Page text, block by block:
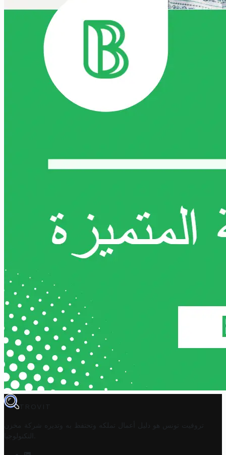
TROVIT
تروفيت تونس هو دليل أعمال تملكه وتحتفظ به وتديره
شركة مخزن
التكنولوجيا